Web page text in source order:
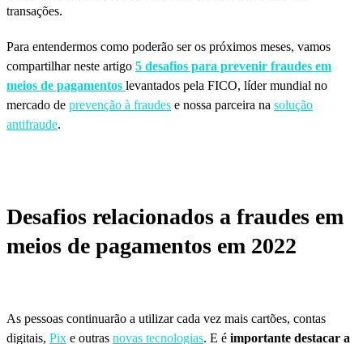
transações.
Para entendermos como poderão ser os próximos meses, vamos
compartilhar neste artigo 5 desafios para prevenir fraudes em
meios de pagamentos levantados pela FICO, líder mundial no
mercado de prevenção à fraudes e nossa parceira na solução
antifraude.
Desafios relacionados a fraudes em
meios de pagamentos em 2022
As pessoas continuarão a utilizar cada vez mais cartões, contas
digitais, Pix e outras novas tecnologias. E é importante destacar a